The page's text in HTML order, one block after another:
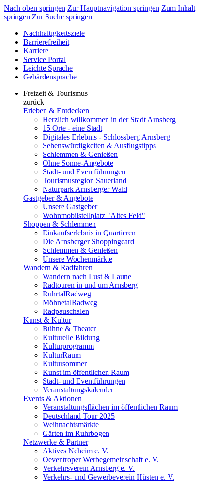
Nach oben springen Zur Hauptnavigation springen Zum Inhalt
springen Zur Suche springen
Nachhaltigkeitsziele
Barrierefreiheit
Karriere
Service Portal
Leichte Sprache
Gebärdensprache
Freizeit & Tourismus
zurück
Erleben & Entdecken
Herzlich willkommen in der Stadt Arnsberg
15 Orte - eine Stadt
Digitales Erlebnis - Schlossberg Arnsberg
Sehenswürdigkeiten & Ausflugstipps
Schlemmen & Genießen
Ohne Sonne-Angebote
Stadt- und Eventführungen
Tourismusregion Sauerland
Naturpark Arnsberger Wald
Gastgeber & Angebote
Unsere Gastgeber
Wohnmobilstellplatz "Altes Feld"
Shoppen & Schlemmen
Einkaufserlebnis in Quartieren
Die Arnsberger Shoppingcard
Schlemmen & Genießen
Unsere Wochenmärkte
Wandern & Radfahren
Wandern nach Lust & Laune
Radtouren in und um Arnsberg
RuhrtalRadweg
MöhnetalRadweg
Radpauschalen
Kunst & Kultur
Bühne & Theater
Kulturelle Bildung
Kulturprogramm
KulturRaum
Kultursommer
Kunst im öffentlichen Raum
Stadt- und Eventführungen
Veranstaltungskalender
Events & Aktionen
Veranstaltungsflächen im öffentlichen Raum
Deutschland Tour 2025
Weihnachtsmärkte
Gärten im Ruhrbogen
Netzwerke & Partner
Aktives Neheim e. V.
Oeventroper Werbegemeinschaft e. V.
Verkehrsverein Arnsberg e. V.
Verkehrs- und Gewerbeverein Hüsten e. V.